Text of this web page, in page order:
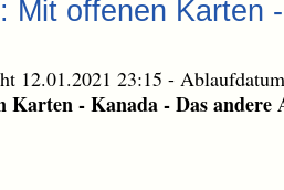
Mit offenen Karten
12.01.2021 23:15 -
Karten - Kanada - Das andere